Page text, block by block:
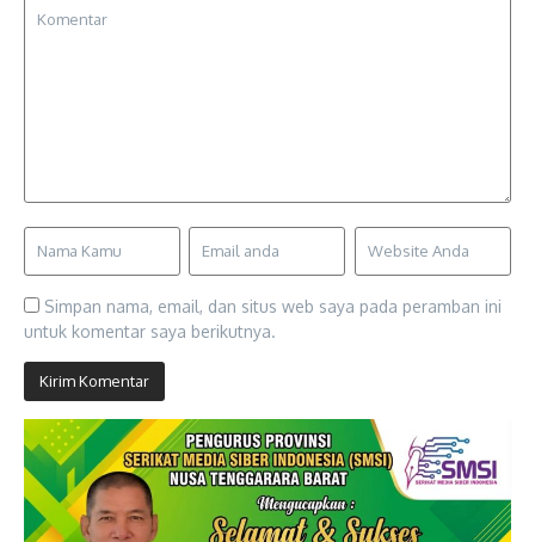
Simpan nama, email, dan situs web saya pada peramban ini
untuk komentar saya berikutnya.